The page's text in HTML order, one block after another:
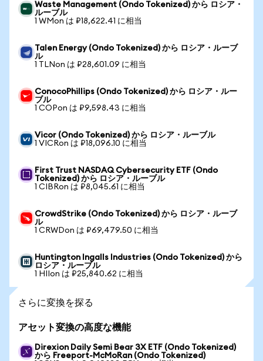
Waste Management (Ondo Tokenized) から ロシア・
ルーブル
1 WMon は ₽18,622.41 に相当
Talen Energy (Ondo Tokenized) から ロシア・ルーブ
ル
1 TLNon は ₽28,601.09 に相当
ConocoPhillips (Ondo Tokenized) から ロシア・ルー
ブル
1 COPon は ₽9,598.43 に相当
Vicor (Ondo Tokenized) から ロシア・ルーブル
1 VICRon は ₽18,096.10 に相当
First Trust NASDAQ Cybersecurity ETF (Ondo
Tokenized) から ロシア・ルーブル
1 CIBRon は ₽8,045.61 に相当
CrowdStrike (Ondo Tokenized) から ロシア・ルーブ
ル
1 CRWDon は ₽69,479.50 に相当
Huntington Ingalls Industries (Ondo Tokenized) から
ロシア・ルーブル
1 HIIon は ₽25,840.62 に相当
さらに変換を探る
アセット変換の高度な機能
Direxion Daily Semi Bear 3X ETF (Ondo Tokenized)
から Freeport-McMoRan (Ondo Tokenized)